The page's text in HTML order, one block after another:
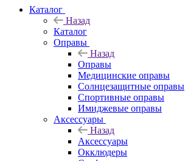
Каталог
Назад
Каталог
Оправы
Назад
Оправы
Медицинские оправы
Солнцезащитные оправы
Спортивные оправы
Имиджевые оправы
Аксессуары
Назад
Аксессуары
Окклюдеры